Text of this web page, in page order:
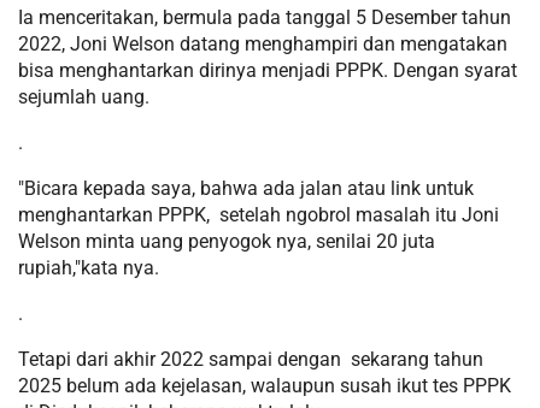
Ia menceritakan, bermula pada tanggal 5 Desember tahun
2022, Joni Welson datang menghampiri dan mengatakan
bisa menghantarkan dirinya menjadi PPPK. Dengan syarat
sejumlah uang.
.
"Bicara kepada saya, bahwa ada jalan atau link untuk
menghantarkan PPPK, setelah ngobrol masalah itu Joni
Welson minta uang penyogok nya, senilai 20 juta
rupiah,"kata nya.
.
Tetapi dari akhir 2022 sampai dengan sekarang tahun
2025 belum ada kejelasan, walaupun susah ikut tes PPPK